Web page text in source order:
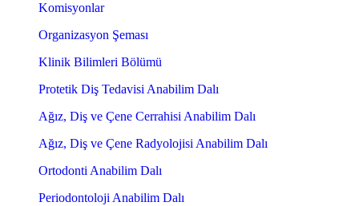
Komisyonlar
Organizasyon Şeması
Klinik Bilimleri Bölümü
Protetik Diş Tedavisi Anabilim Dalı
Ağız, Diş ve Çene Cerrahisi Anabilim Dalı
Ağız, Diş ve Çene Radyolojisi Anabilim Dalı
Ortodonti Anabilim Dalı
Periodontoloji Anabilim Dalı